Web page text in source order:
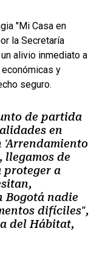
"Mi Casa en
la Secretaría
alivio inmediato a
y
seguro.
de partida
en
'Arrendamiento
llegamos de
proteger a
Bogotá nadie
difíciles",
del Hábitat,